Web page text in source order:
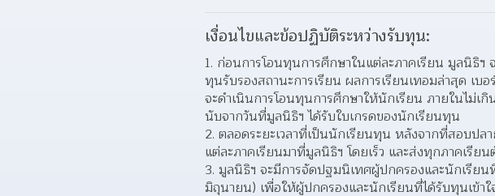
เงื่อนไขและข้อปฏิบัติระหว่างรับทุน:
1. ก่อนการโอนทุนการศึกษาในแต่ละภาคเรียน มูลนิธิ
ทุนรับรองสถานะการเรียน ผลการเรียนเทอมล่าสุด เ
จะดำเนินการโอนทุนการศึกษาให้นักเรียน ภายในไม่
นับจากวันที่มูลนิธิฯ ได้รับใบเกรดของนักเรียนทุน
2. ตลอดระยะเวลาที่เป็นนักเรียนทุน หลังจากที่สอบปล
แต่ละภาคเรียนมาที่มูลนิธิฯ โดยเร็ว และส่งทุกภาคเรีย
3. มูลนิธิฯ จะมีการจัดปฐมนิเทศผู้ปกครองและนักเรีย
มิถุนายน) เพื่อให้ผู้ปกครองและนักเรียนที่ได้รับทุนเข้า